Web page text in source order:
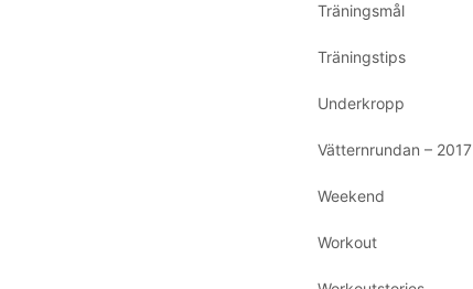
Träningsmål
Träningstips
Underkropp
Vätternrundan – 2017
Weekend
Workout